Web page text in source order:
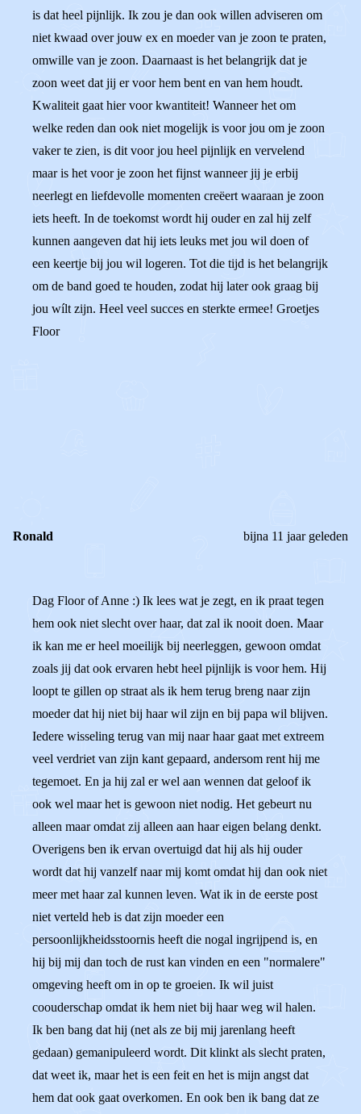
is dat heel pijnlijk. Ik zou je dan ook willen adviseren om
niet kwaad over jouw ex en moeder van je zoon te praten,
omwille van je zoon. Daarnaast is het belangrijk dat je
zoon weet dat jij er voor hem bent en van hem houdt.
Kwaliteit gaat hier voor kwantiteit! Wanneer het om
welke reden dan ook niet mogelijk is voor jou om je zoon
vaker te zien, is dit voor jou heel pijnlijk en vervelend
maar is het voor je zoon het fijnst wanneer jij je erbij
neerlegt en liefdevolle momenten creëert waaraan je zoon
iets heeft. In de toekomst wordt hij ouder en zal hij zelf
kunnen aangeven dat hij iets leuks met jou wil doen of
een keertje bij jou wil logeren. Tot die tijd is het belangrijk
om de band goed te houden, zodat hij later ook graag bij
jou wílt zijn. Heel veel succes en sterkte ermee! Groetjes
Floor
Ronald bijna 11 jaar geleden
Dag Floor of Anne :) Ik lees wat je zegt, en ik praat tegen
hem ook niet slecht over haar, dat zal ik nooit doen. Maar
ik kan me er heel moeilijk bij neerleggen, gewoon omdat
zoals jij dat ook ervaren hebt heel pijnlijk is voor hem. Hij
loopt te gillen op straat als ik hem terug breng naar zijn
moeder dat hij niet bij haar wil zijn en bij papa wil blijven.
Iedere wisseling terug van mij naar haar gaat met extreem
veel verdriet van zijn kant gepaard, andersom rent hij me
tegemoet. En ja hij zal er wel aan wennen dat geloof ik
ook wel maar het is gewoon niet nodig. Het gebeurt nu
alleen maar omdat zij alleen aan haar eigen belang denkt.
Overigens ben ik ervan overtuigd dat hij als hij ouder
wordt dat hij vanzelf naar mij komt omdat hij dan ook niet
meer met haar zal kunnen leven. Wat ik in de eerste post
niet verteld heb is dat zijn moeder een
persoonlijkheidsstoornis heeft die nogal ingrijpend is, en
hij bij mij dan toch de rust kan vinden en een "normalere"
omgeving heeft om in op te groeien. Ik wil juist
coouderschap omdat ik hem niet bij haar weg wil halen.
Ik ben bang dat hij (net als ze bij mij jarenlang heeft
gedaan) gemanipuleerd wordt. Dit klinkt als slecht praten,
dat weet ik, maar het is een feit en het is mijn angst dat
hem dat ook gaat overkomen. En ook ben ik bang dat ze